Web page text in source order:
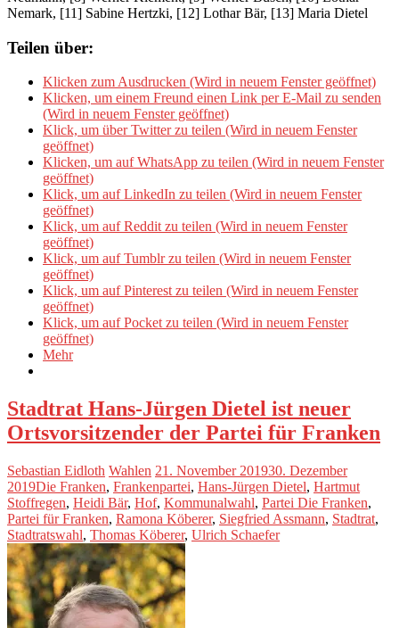
Nemark, [11] Sabine Hertzki, [12] Lothar Bär, [13] Maria Dietel
Teilen über:
Klicken zum Ausdrucken (Wird in neuem Fenster geöffnet)
Klicken, um einem Freund einen Link per E-Mail zu senden
(Wird in neuem Fenster geöffnet)
Klick, um über Twitter zu teilen (Wird in neuem Fenster
geöffnet)
Klicken, um auf WhatsApp zu teilen (Wird in neuem Fenster
geöffnet)
Klick, um auf LinkedIn zu teilen (Wird in neuem Fenster
geöffnet)
Klick, um auf Reddit zu teilen (Wird in neuem Fenster
geöffnet)
Klick, um auf Tumblr zu teilen (Wird in neuem Fenster
geöffnet)
Klick, um auf Pinterest zu teilen (Wird in neuem Fenster
geöffnet)
Klick, um auf Pocket zu teilen (Wird in neuem Fenster
geöffnet)
Mehr
Stadtrat Hans-Jürgen Dietel ist neuer
Ortsvorsitzender der Partei für Franken
Sebastian Eidloth Wahlen 21. November 201930. Dezember
2019Die Franken, Frankenpartei, Hans-Jürgen Dietel, Hartmut
Stoffregen, Heidi Bär, Hof, Kommunalwahl, Partei Die Franken,
Partei für Franken, Ramona Köberer, Siegfried Assmann, Stadtrat,
Stadtratswahl, Thomas Köberer, Ulrich Schaefer